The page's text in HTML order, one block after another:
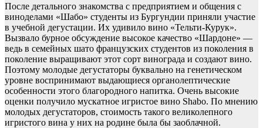
После детального знакомства с предприятием и общения с
виноделами «Шабо» студенты из Бургундии приняли участие
в учебной дегустации. Их удивило вино «Тельти-Курук».
Вызвало бурное обсуждение высокое качество «Шардоне» —
ведь в семейных шато французских студентов из поколения в
поколение выращивают этот сорт винограда и создают вино.
Поэтому молодые дегустаторы буквально на генетическом
уровне воспринимают выдающиеся органолептические
особенности этого благородного напитка. Очень высокие
оценки получило мускатное игристое вино Shabo. По мнению
молодых дегустаторов, стоимость такого великолепного
игристого вина у них на родине была бы заоблачной.